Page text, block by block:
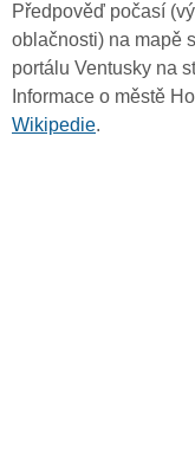
Předpověď počasí
oblačnosti) na mapě
portálu Ventusky na
Informace o městě
Wikipedie.